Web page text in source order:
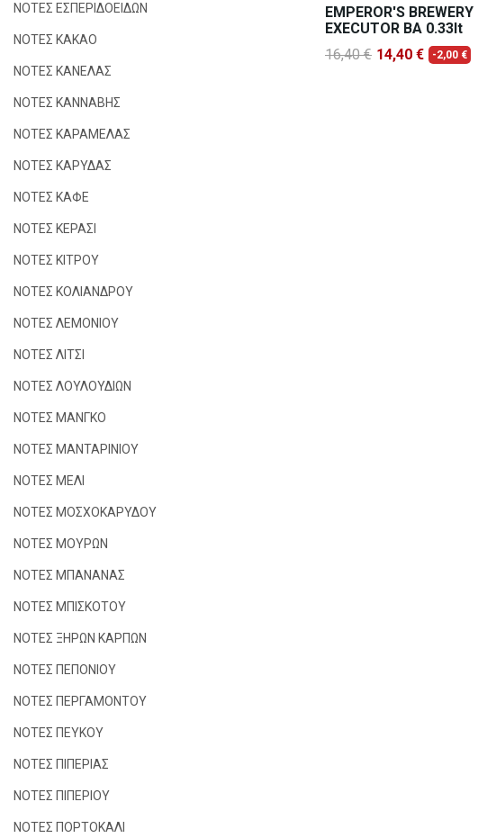
ΝΟΤΕΣ ΕΣΠΕΡΙΔΟΕΙΔΩΝ
ΝΟΤΕΣ ΚΑΚΑΟ
ΝΟΤΕΣ ΚΑΝΕΛΑΣ
ΝΟΤΕΣ ΚΑΝΝΑΒΗΣ
ΝΟΤΕΣ ΚΑΡΑΜΕΛΑΣ
ΝΟΤΕΣ ΚΑΡΥΔΑΣ
ΝΟΤΕΣ ΚΑΦΕ
ΝΟΤΕΣ ΚΕΡΑΣΙ
ΝΟΤΕΣ ΚΙΤΡΟΥ
ΝΟΤΕΣ ΚΟΛΙΑΝΔΡΟΥ
ΝΟΤΕΣ ΛΕΜΟΝΙΟΥ
ΝΟΤΕΣ ΛΙΤΣΙ
ΝΟΤΕΣ ΛΟΥΛΟΥΔΙΩΝ
ΝΟΤΕΣ ΜΑΝΓΚΟ
ΝΟΤΕΣ ΜΑΝΤΑΡΙΝΙΟΥ
ΝΟΤΕΣ ΜΕΛΙ
ΝΟΤΕΣ ΜΟΣΧΟΚΑΡΥΔΟΥ
ΝΟΤΕΣ ΜΟΥΡΩΝ
ΝΟΤΕΣ ΜΠΑΝΑΝΑΣ
ΝΟΤΕΣ ΜΠΙΣΚΟΤΟΥ
ΝΟΤΕΣ ΞΗΡΩΝ ΚΑΡΠΩΝ
ΝΟΤΕΣ ΠΕΠΟΝΙΟΥ
ΝΟΤΕΣ ΠΕΡΓΑΜΟΝΤΟΥ
ΝΟΤΕΣ ΠΕΥΚΟΥ
ΝΟΤΕΣ ΠΙΠΕΡΙΑΣ
ΝΟΤΕΣ ΠΙΠΕΡΙΟΥ
ΝΟΤΕΣ ΠΟΡΤΟΚΑΛΙ
EMPEROR'S BREWERY
EXECUTOR BA 0.33lt
16,40 € 14,40 € -2,00 €